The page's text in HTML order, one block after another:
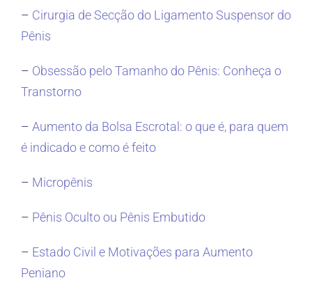
– Cirurgia de Secção do Ligamento Suspensor do
Pênis
– Obsessão pelo Tamanho do Pênis: Conheça o
Transtorno
– Aumento da Bolsa Escrotal: o que é, para quem
é indicado e como é feito
– Micropênis
– Pênis Oculto ou Pênis Embutido
– Estado Civil e Motivações para Aumento
Peniano